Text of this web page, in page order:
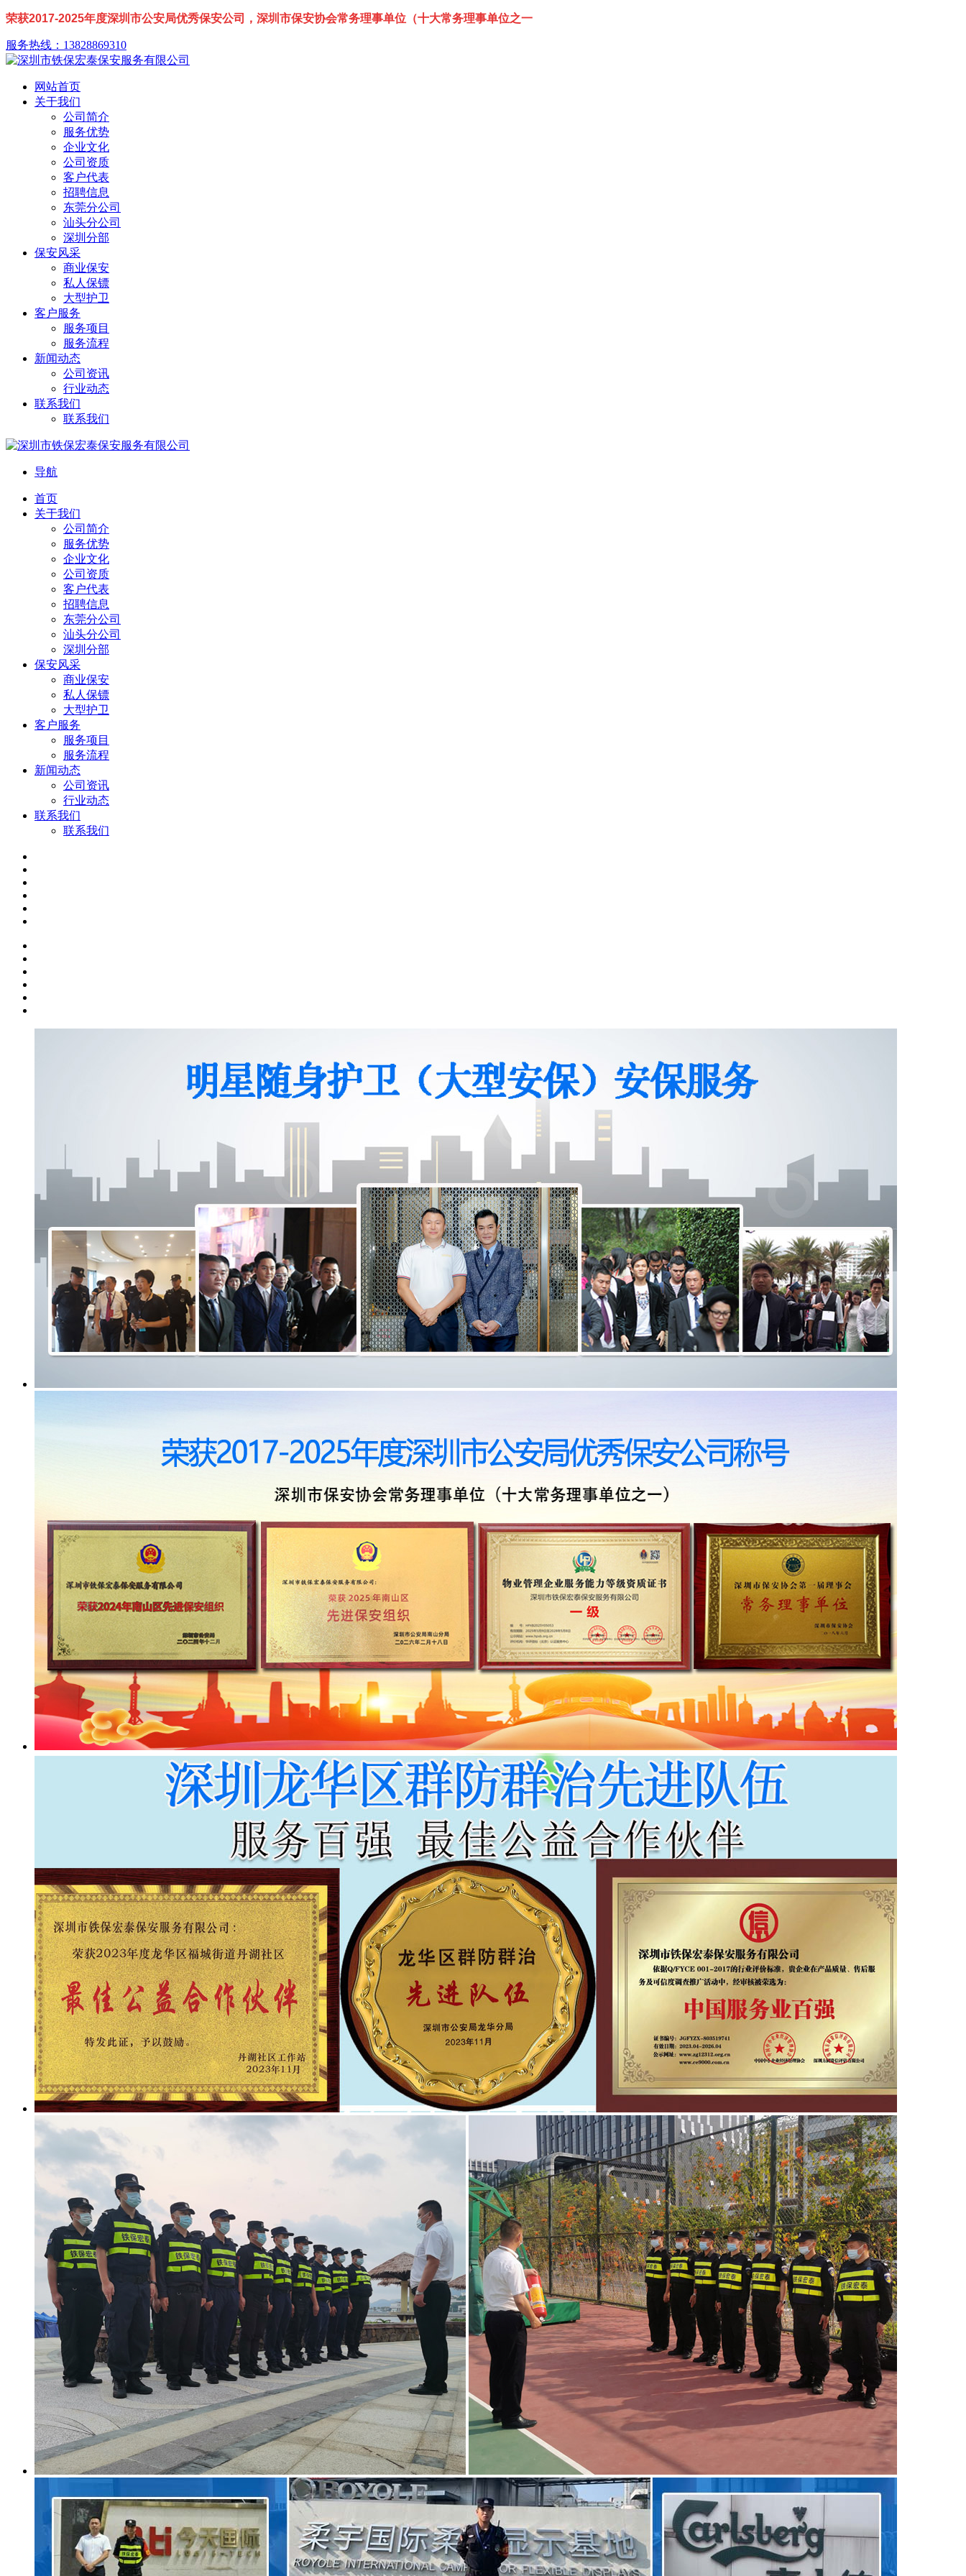
荣获2017-2025年度深圳市公安局优秀保安公司，深圳市保安协会常务理事单位（十大常务理事单位之一
服务热线：13828869310
网站首页
关于我们
公司简介
服务优势
企业文化
公司资质
客户代表
招聘信息
东莞分公司
汕头分公司
深圳分部
保安风采
商业保安
私人保镖
大型护卫
客户服务
服务项目
服务流程
新闻动态
公司资讯
行业动态
联系我们
联系我们
导航
首页
关于我们
公司简介
服务优势
企业文化
公司资质
客户代表
招聘信息
东莞分公司
汕头分公司
深圳分部
保安风采
商业保安
私人保镖
大型护卫
客户服务
服务项目
服务流程
新闻动态
公司资讯
行业动态
联系我们
联系我们